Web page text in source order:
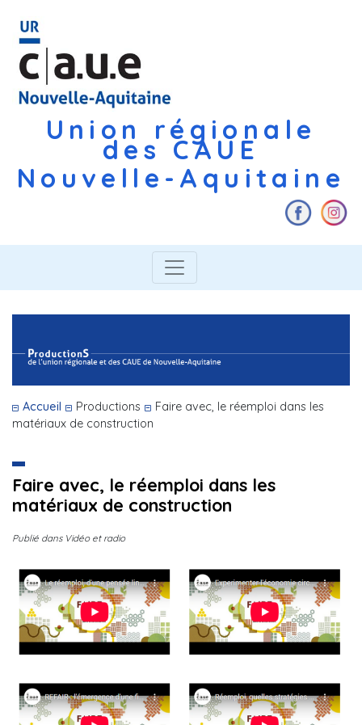
Union régionale
des CAUE
Nouvelle-Aquitaine
Accueil Productions
Faire avec, le réemploi dans les
matériaux de construction
Faire avec, le réemploi dans les
matériaux de construction
Publié dans Vidéo et radio